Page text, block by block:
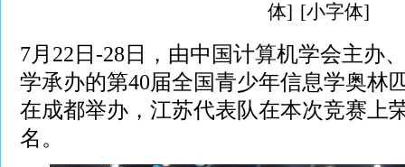
体] [小字体]
7月22日-28日，由中国计算机学会主办
学承办的第40届全国青少年信息学奥林
在成都举办，江苏代表队在本次竞赛上
名。